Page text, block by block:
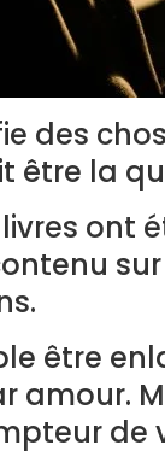
des
être la
ont
être
amour.
de